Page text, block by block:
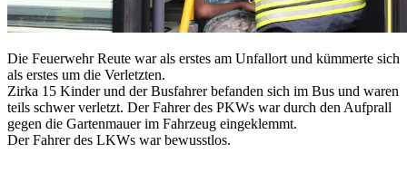
Die Feuerwehr Reute war als erstes am Unfallort und kümmerte sich
als erstes um die Verletzten.
Zirka 15 Kinder und der Busfahrer befanden sich im Bus und waren
teils schwer verletzt. Der Fahrer des PKWs war durch den Aufprall
gegen die Gartenmauer im Fahrzeug eingeklemmt.
Der Fahrer des LKWs war bewusstlos.